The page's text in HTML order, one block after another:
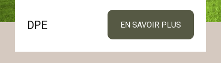
DPE EN SAVOIR PLUS